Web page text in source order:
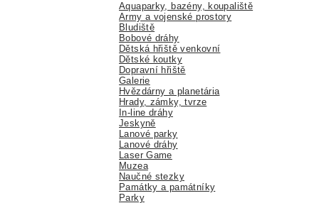
Aquaparky, bazény, koupaliště
Army a vojenské prostory
Bludiště
Bobové dráhy
Dětská hřiště venkovní
Dětské koutky
Dopravní hřiště
Galerie
Hvězdárny a planetária
Hrady, zámky, tvrze
In-line dráhy
Jeskyně
Lanové parky
Lanové dráhy
Laser Game
Muzea
Naučné stezky
Památky a památníky
Parky